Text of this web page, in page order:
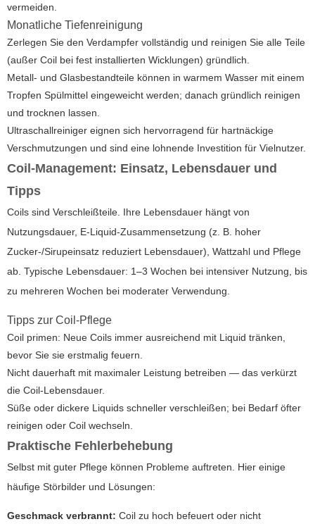
vermeiden.
Monatliche Tiefenreinigung
Zerlegen Sie den Verdampfer vollständig und reinigen Sie alle Teile
(außer Coil bei fest installierten Wicklungen) gründlich.
Metall- und Glasbestandteile können in warmem Wasser mit einem
Tropfen Spülmittel eingeweicht werden; danach gründlich reinigen
und trocknen lassen.
Ultraschallreiniger eignen sich hervorragend für hartnäckige
Verschmutzungen und sind eine lohnende Investition für Vielnutzer.
Coil-Management: Einsatz, Lebensdauer und
Tipps
Coils sind Verschleißteile. Ihre Lebensdauer hängt von
Nutzungsdauer, E-Liquid-Zusammensetzung (z. B. hoher
Zucker-/Sirupeinsatz reduziert Lebensdauer), Wattzahl und Pflege
ab. Typische Lebensdauer: 1–3 Wochen bei intensiver Nutzung, bis
zu mehreren Wochen bei moderater Verwendung.
Tipps zur Coil-Pflege
Coil primen: Neue Coils immer ausreichend mit Liquid tränken,
bevor Sie sie erstmalig feuern.
Nicht dauerhaft mit maximaler Leistung betreiben — das verkürzt
die Coil-Lebensdauer.
Süße oder dickere Liquids schneller verschleißen; bei Bedarf öfter
reinigen oder Coil wechseln.
Praktische Fehlerbehebung
Selbst mit guter Pflege können Probleme auftreten. Hier einige
häufige Störbilder und Lösungen:
Geschmack verbrannt: Coil zu hoch befeuert oder nicht